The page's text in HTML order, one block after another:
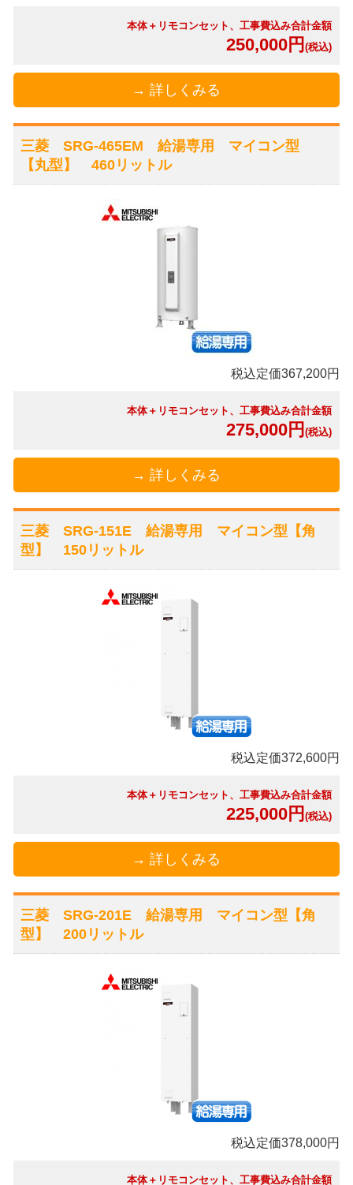
本体＋リモコンセット、工事費込み合計金額
250,000円 (税込)
→ 詳しくみる
三菱 SRG-465EM 給湯専用 マイコン型
【丸型】 460リットル
税込定価367,200円
本体＋リモコンセット、工事費込み合計金額
275,000円 (税込)
→ 詳しくみる
三菱 SRG-151E 給湯専用 マイコン型【角
型】 150リットル
税込定価372,600円
本体＋リモコンセット、工事費込み合計金額
225,000円 (税込)
→ 詳しくみる
三菱 SRG-201E 給湯専用 マイコン型【角
型】 200リットル
税込定価378,000円
本体＋リモコンセット、工事費込み合計金額